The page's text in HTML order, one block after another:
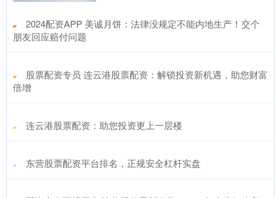
​2024配资APP 美诚月饼：法律没规定不能内地生产！交个
朋友回应赔付问题
​股票配资专员 连云港股票配资：解锁投资新机遇，助您财富
倍增
​连云港股票配资：助您投资更上一层楼
​东营股票配资平台排名，正规安全杠杆实盘